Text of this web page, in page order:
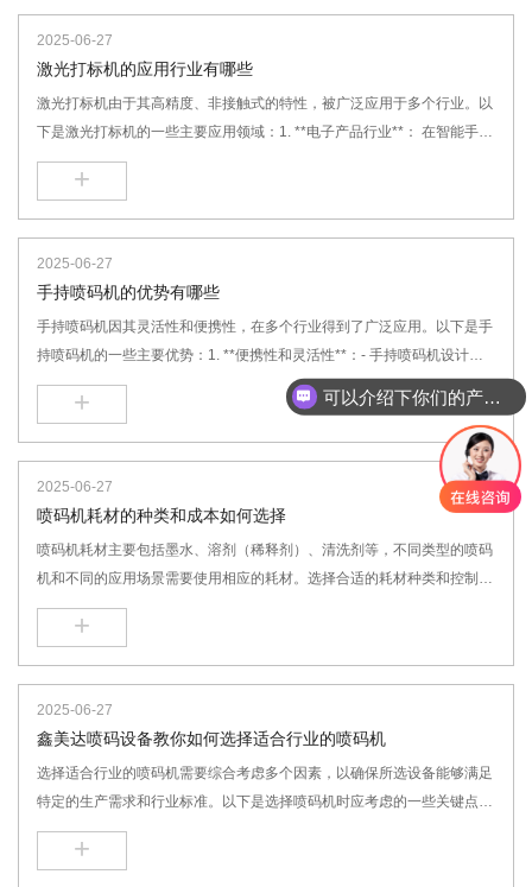
2025-06-27
激光打标机的应用行业有哪些
激光打标机由于其高精度、非接触式的特性，被广泛应用于多个行业。以
下是激光打标机的一些主要应用领域：1. **电子产品行业**： 在智能手
机、平板电脑、笔记本电脑等电子产品上刻印序列号、生产日期、品牌
Logo等信息。
+
2025-06-27
手持喷码机的优势有哪些
手持喷码机因其灵活性和便携性，在多个行业得到了广泛应用。以下是手
持喷码机的一些主要优势：1. **便携性和灵活性**：- 手持喷码机设计轻
巧，易于携带，可以在不同的地点进行操作，不受固定位置的限制。- 适
合对大型或重型物品、不易搬动的物品进行标识。
+
2025-06-27
喷码机耗材的种类和成本如何选择
喷码机耗材主要包括墨水、溶剂（稀释剂）、清洗剂等，不同类型的喷码
机和不同的应用场景需要使用相应的耗材。选择合适的耗材种类和控制成
本是确保喷码机高效运行并维持良好打印质量的关键。
+
2025-06-27
鑫美达喷码设备教你如何选择适合行业的喷码机
选择适合行业的喷码机需要综合考虑多个因素，以确保所选设备能够满足
特定的生产需求和行业标准。以下是选择喷码机时应考虑的一些关键点：
1. **应用领域**：首先明确您的产品类型和行业要求。不同的喷码机适用
于不同的行业和产品类型，例如食品饮料、医药、化妆品、电子、汽车零
+
可以介绍下你们的产品么